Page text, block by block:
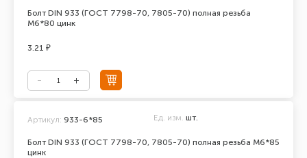
Болт DIN 933 (ГОСТ 7798-70, 7805-70) полная резьба
М6*80 цинк
3.21 ₽
Болт DIN 933 (ГОСТ 7798-70, 7805-70) полная резьба М6*85
цинк
Артикул: 933-6*85 Ед. изм. шт.